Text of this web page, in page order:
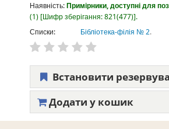
Наявність:Примірники, доступні для
(1) Шифр зберігання:821(477) .
Списки:
Бібліотека-філія № 2.
Встановити
Додати у кошик